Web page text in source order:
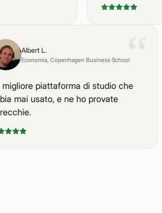
“
Albert L.
Economia, Copenhagen Business School
La migliore piattaforma di studio che
abbia mai usato, e ne ho provate
parecchie.